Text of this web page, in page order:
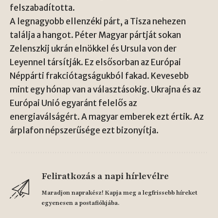
felszabadította.
A legnagyobb ellenzéki párt, a Tisza nehezen
találja a hangot. Péter Magyar pártját sokan
Zelenszkij ukrán elnökkel és Ursula von der
Leyennel társítják. Ez elsősorban az Európai
Néppárti frakciótagságukból fakad. Kevesebb
mint egy hónap van a választásokig. Ukrajna és az
Európai Unió egyaránt felelős az
energiaválságért. A magyar emberek ezt értik. Az
árplafon népszerűsége ezt bizonyítja.
Feliratkozás a napi hírlevélre
Maradjon naprakész! Kapja meg a legfrissebb híreket
egyenesen a postafiókjába.